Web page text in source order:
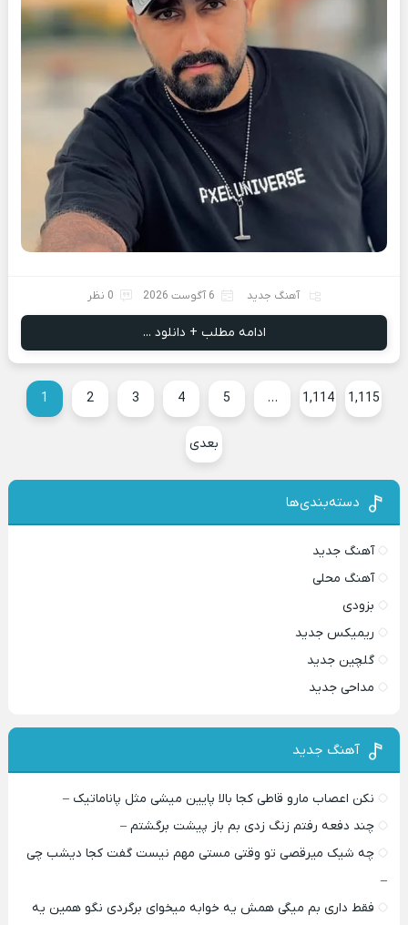
آهنگ جدید 6 آگوست 2026 0 نظر
ادامه مطلب + دانلود ...
1 2 3 4 5 … 1,114 1,115
بعدی
دسته‌بندی‌ها
آهنگ جدید
آهنگ محلی
بزودی
ریمیکس جدید
گلچین جدید
مداحی جدید
آهنگ جدید
نکن اعصاب مارو قاطی کجا بالا پایین میشی مثل پاناماتیک –
چند دفعه رفتم زنگ زدی بم باز پیشت برگشتم –
چه شیک میرقصی تو وقتی مستی مهم نیست گفت کجا دیشب چی
–
فقط داری بم میگی همش یه خوابه میخوای برگردی نگو همین یه